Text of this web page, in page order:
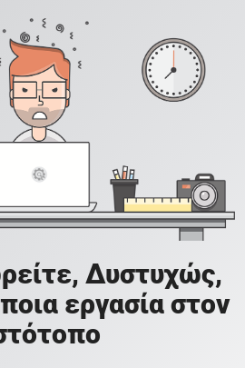
Δυστυχώς,
εργασία στον